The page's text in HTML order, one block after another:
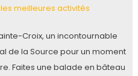
meilleures activités
Croix, un incontournable
de la Source pour un moment
Faites une balade en bâteau